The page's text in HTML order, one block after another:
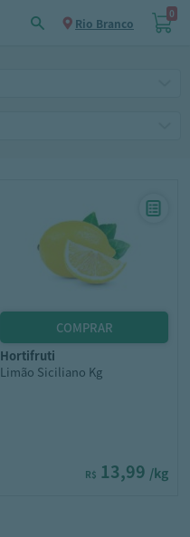
Rio Branco
0
hortifruti
Limão Siciliano Kg
R$ 13,99 /kg